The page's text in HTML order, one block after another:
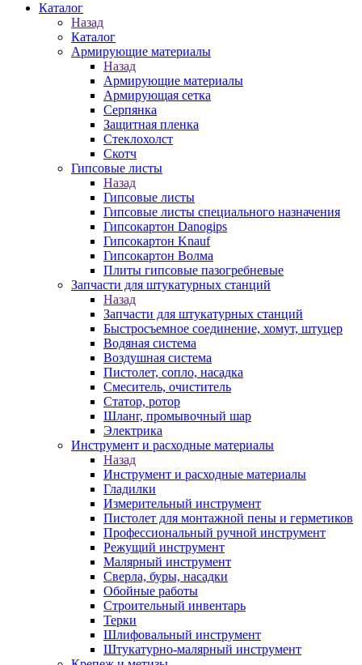
Каталог
Назад
Каталог
Армирующие материалы
Назад
Армирующие материалы
Армирующая сетка
Серпянка
Защитная пленка
Стеклохолст
Скотч
Гипсовые листы
Назад
Гипсовые листы
Гипсовые листы специального назначения
Гипсокартон Danogips
Гипсокартон Knauf
Гипсокартон Волма
Плиты гипсовые пазогребневые
Запчасти для штукатурных станций
Назад
Запчасти для штукатурных станций
Быстросъемное соединение, хомут, штуцер
Водяная система
Воздушная система
Пистолет, сопло, насадка
Смеситель, очиститель
Статор, ротор
Шланг, промывочный шар
Электрика
Инструмент и расходные материалы
Назад
Инструмент и расходные материалы
Гладилки
Измерительный инструмент
Пистолет для монтажной пены и герметиков
Профессиональный ручной инструмент
Режущий инструмент
Малярный инструмент
Сверла, буры, насадки
Обойные работы
Строительный инвентарь
Терки
Шлифовальный инструмент
Штукатурно-малярный инструмент